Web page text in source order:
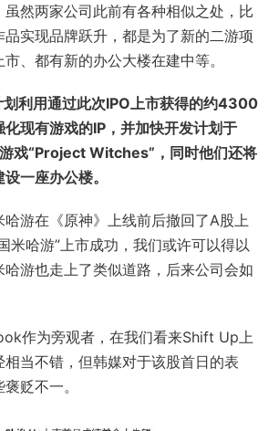
虽然两家公司此前有各种相似之处，比
实现品牌跃升，都是为了新的二游项
、都有新的办公大楼在建中等。
利用通过此次IPO上市获得的约4300
现有游戏的IP，并加快开发计划于
戏“Project Witches”，同时他们还将
一座办公楼。
游在《原神》上线前后撤回了A股上
米哈游”上市成功，我们或许可以得以
游也走上了类似道路，后来公司会如
作为旁观者，在我们看来Shift Up上
当不错，但韩媒对于该股首日的表
贬不一。